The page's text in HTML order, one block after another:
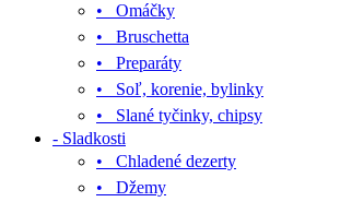
• Omáčky
• Bruschetta
• Preparáty
• Soľ, korenie, bylinky
• Slané tyčinky, chipsy
- Sladkosti
• Chladené dezerty
• Džemy